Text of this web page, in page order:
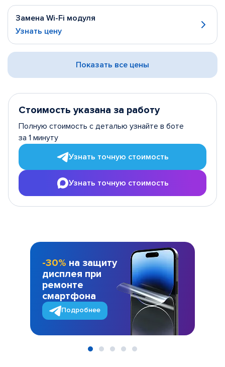
Замена Wi-Fi модуля
Узнать цену
Показать все цены
Стоимость указана за работу
Полную стоимость с деталью узнайте в боте
за 1 минуту
Узнать точную стоимость
Узнать точную стоимость
-30% на защиту
дисплея при
ремонте
смартфона
Подробнее